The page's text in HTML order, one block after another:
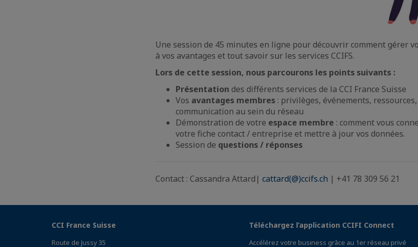
Une session de 45 minutes en ligne pour découvrir comment gérer
à vos avantages et tout savoir sur les services CCIFS.
Lors de cette session, nous parcourons les points suivants :
Présentation des différents services de la CCI France Suisse
Vos avantages membres : privilèges, événements,
communication au sein du réseau
Démonstration de votre espace membre : comment vous
votre fiche contact / entreprise et mettre à jour vos données.
Session de questions / réponses
Contact : Cassandra Attard| cattard(@)ccifs.ch | +41 78 309 56 21
CCI France Suisse
Route de Jussy 35
Téléchargez l’application CCIFI Connect
Accélérez votre business grâce au 1er réseau privé